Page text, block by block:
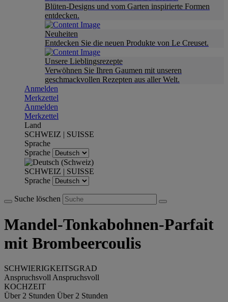
Blüten-Designs und vom Garten inspirierte Formen
entdecken.
Neuheiten
Entdecken Sie die neuen Produkte von Le Creuset.
Unsere Lieblingsrezepte
Verwöhnen Sie Ihren Gaumen mit unseren
geschmackvollen Rezepten aus aller Welt.
Anmelden
Merkzettel
Anmelden
Merkzettel
Land
SCHWEIZ | SUISSE
Sprache
Sprache
SCHWEIZ | SUISSE
Sprache
Suche löschen
Mandel-Tonkabohnen-Parfait
mit Brombeercoulis
SCHWIERIGKEITSGRAD
Anspruchsvoll Anspruchsvoll
KOCHZEIT
Über 2 Stunden Über 2 Stunden